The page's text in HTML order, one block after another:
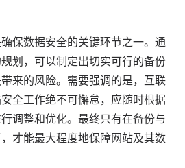
保数据安全的关键环节之一。通
划，可以制定出切实可行的备份
来的风险。需要强调的是，互联
全工作绝不可懈怠，应随时根据
调整和优化。最终只有在备份与
才能最大程度地保障网站及其数